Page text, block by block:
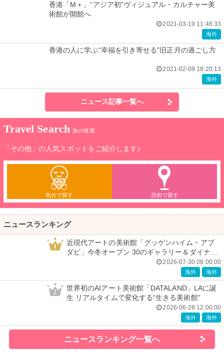
香港「M＋」“アジア初”ヴィジュアル・カルチャー美
術館が開館へ
2021-03-19 11:46:33
海外
香港の人に学ぶ“幸福を引き寄せる”旧正月の過ごし方
2021-02-09 18:20:13
海外
ニュース記事一覧へ
Travel Search 旅の検索
「その他」の人気スポットをご紹介します♪
気分で探す 目的で探す
ニュースランキング
1
近現代アートの美術館「グッゲンハイム・アブ
ダビ」今冬オープン 30のギャラリー＆ダイナミ
2026-07-30 08:00:00
海外 海外
2
世界初のAIアート美術館「DATALAND」LAに誕
生 リアルタイムで変化する“生きる美術館”
2026-06-28 12:00:00
海外 海外
ニュースランキング一覧へ